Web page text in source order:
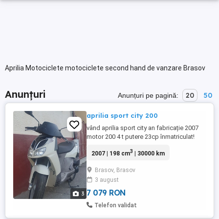
Aprilia Motociclete motociclete second hand de vanzare Brasov
Anunțuri Anunțuri pe pagină: 20 50
3
aprilia sport city 200
vând aprilia sport city an fabricație 2007
motor 200 4 t putere 23cp înmatriculat!
2007 | 198 cm3 | 30000 km
Brasov, Brasov
3 august
7 079 RON
Telefon validat